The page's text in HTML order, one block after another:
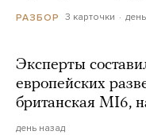
РАЗБОР 3 карточки
Эксперты
европейских
британская MI6,
день назад